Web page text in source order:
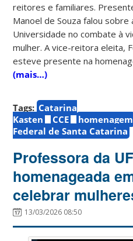
reitores e familiares.
Manoel de Souza falou sobre
Universidade no combate à
mulher. A vice-reitora eleita,
esteve presente na
(mais…)
Tags: Catarina
Kasten
CCE homenagem
Federal de Santa Catarina
Professora da
homenageada
celebrar
13/03/2026 08:50